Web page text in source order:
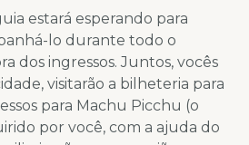
estará esperando para
lo durante todo o
dos ingressos. Juntos, vocês
visitarão a bilheteria para
para Machu Picchu (o
por você, com a ajuda do